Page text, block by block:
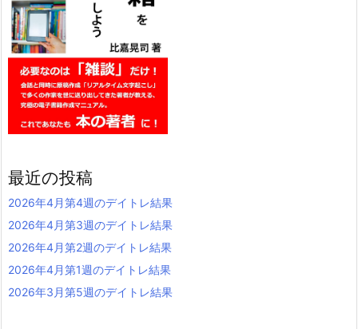
最近の投稿
2026年4月第4週のデイトレ結果
2026年4月第3週のデイトレ結果
2026年4月第2週のデイトレ結果
2026年4月第1週のデイトレ結果
2026年3月第5週のデイトレ結果